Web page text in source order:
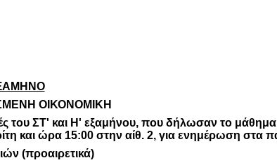
ΟΙΚΟΝΟΜΙΚΗ
του ΣΤ' και Η' εξαμήνου, που δήλωσαν το
και ώρα 15:00 στην αίθ. 2, για ενημέρωση στα
(προαιρετικά)